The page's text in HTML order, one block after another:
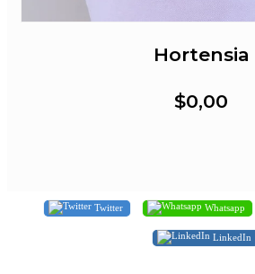
Hortensia
$0,00
Twitter Whatsapp
LinkedIn